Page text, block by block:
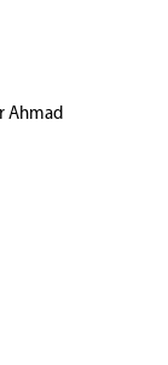
Ahmad